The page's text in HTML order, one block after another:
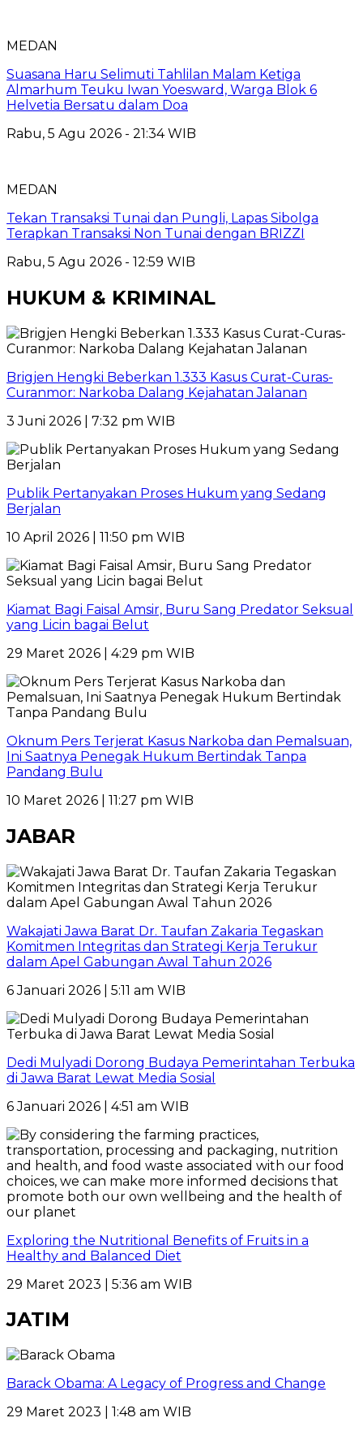
MEDAN
Suasana Haru Selimuti Tahlilan Malam Ketiga
Almarhum Teuku Iwan Yoesward, Warga Blok 6
Helvetia Bersatu dalam Doa
Rabu, 5 Agu 2026 - 21:34 WIB
MEDAN
Tekan Transaksi Tunai dan Pungli, Lapas Sibolga
Terapkan Transaksi Non Tunai dengan BRIZZI
Rabu, 5 Agu 2026 - 12:59 WIB
HUKUM & KRIMINAL
Brigjen Hengki Beberkan 1.333 Kasus Curat-Curas-
Curanmor: Narkoba Dalang Kejahatan Jalanan
3 Juni 2026 | 7:32 pm WIB
Publik Pertanyakan Proses Hukum yang Sedang
Berjalan
10 April 2026 | 11:50 pm WIB
Kiamat Bagi Faisal Amsir, Buru Sang Predator Seksual
yang Licin bagai Belut
29 Maret 2026 | 4:29 pm WIB
Oknum Pers Terjerat Kasus Narkoba dan Pemalsuan,
Ini Saatnya Penegak Hukum Bertindak Tanpa
Pandang Bulu
10 Maret 2026 | 11:27 pm WIB
JABAR
Wakajati Jawa Barat Dr. Taufan Zakaria Tegaskan
Komitmen Integritas dan Strategi Kerja Terukur
dalam Apel Gabungan Awal Tahun 2026
6 Januari 2026 | 5:11 am WIB
Dedi Mulyadi Dorong Budaya Pemerintahan Terbuka
di Jawa Barat Lewat Media Sosial
6 Januari 2026 | 4:51 am WIB
Exploring the Nutritional Benefits of Fruits in a
Healthy and Balanced Diet
29 Maret 2023 | 5:36 am WIB
JATIM
Barack Obama: A Legacy of Progress and Change
29 Maret 2023 | 1:48 am WIB